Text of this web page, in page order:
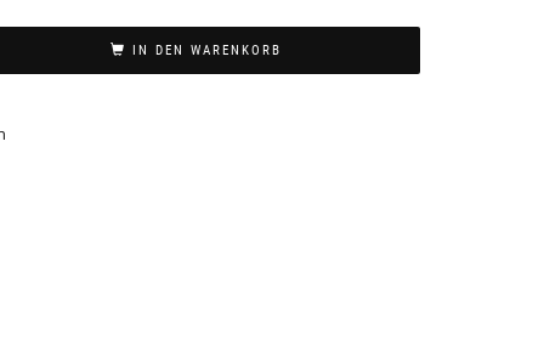
IN DEN WARENKORB